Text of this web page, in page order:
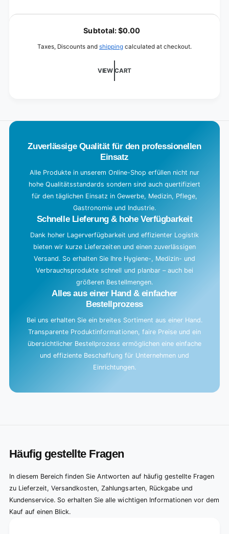
L
Subtotal:$0.00
Taxes, Discounts and shipping calculated at checkout.
VIEW CART
Zuverlässige Qualität für den professionellen
Einsatz
Alle Produkte in unserem Online-Shop erfüllen nicht nur
hohe Qualitätsstandards sondern sind auch quertifiziert
für den täglichen Einsatz in Gewerbe, Medizin, Pflege,
Gastronomie und Industrie.
Schnelle Lieferung & hohe Verfügbarkeit
Dank hoher Lagerverfügbarkeit und effizienter Logistik
bieten wir kurze Lieferzeiten und einen zuverlässigen
Versand. So erhalten Sie Ihre Hygiene-, Medizin- und
Verbrauchsprodukte schnell und planbar – auch bei
größeren Bestellmengen.
Alles aus einer Hand & einfacher
Bestellprozess
Bei uns erhalten Sie ein breites Sortiment aus einer Hand.
Transparente Produktinformationen, faire Preise und ein
übersichtlicher Bestellprozess ermöglichen eine einfache
und effiziente Beschaffung für Unternehmen und
Einrichtungen.
Häufig gestellte Fragen
In diesem Bereich finden Sie Antworten auf häufig gestellte Fragen
zu Lieferzeit, Versandkosten, Zahlungsarten, Rückgabe und
Kundenservice. So erhalten Sie alle wichtigen Informationen vor dem
Kauf auf einen Blick.